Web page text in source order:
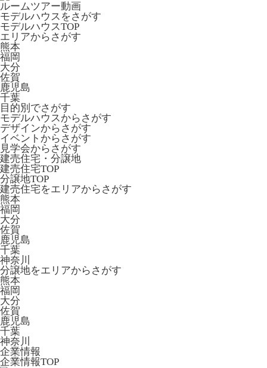
ルームツアー動画
モデルハウスをさがす
モデルハウスTOP
エリアからさがす
熊本
福岡
大分
佐賀
鹿児島
千葉
目的別でさがす
モデルハウスからさがす
デザインからさがす
イベントからさがす
見学会からさがす
建売住宅・分譲地
建売住宅TOP
分譲地TOP
建売住宅をエリアからさがす
熊本
福岡
大分
佐賀
鹿児島
千葉
神奈川
分譲地をエリアからさがす
熊本
福岡
大分
佐賀
鹿児島
千葉
神奈川
企業情報
企業情報TOP